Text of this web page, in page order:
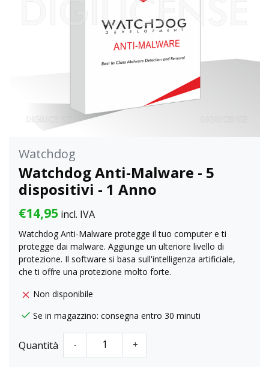
Watchdog
Watchdog Anti-Malware - 5
dispositivi - 1 Anno
€14,95 incl. IVA
Watchdog Anti-Malware protegge il tuo computer e ti
protegge dai malware. Aggiunge un ulteriore livello di
protezione. Il software si basa sull'intelligenza artificiale,
che ti offre una protezione molto forte.
Non disponibile
Se in magazzino: consegna entro 30 minuti
Quantità - +